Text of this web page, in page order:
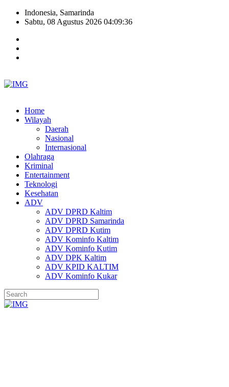
Indonesia, Samarinda
Sabtu, 08 Agustus 2026 04:09:37
Home
Wilayah
Daerah
Nasional
Internasional
Olahraga
Kriminal
Entertainment
Teknologi
Kesehatan
ADV
ADV DPRD Kaltim
ADV DPRD Samarinda
ADV DPRD Kutim
ADV Kominfo Kaltim
ADV Kominfo Kutim
ADV DPK Kaltim
ADV KPID KALTIM
ADV Kominfo Kukar